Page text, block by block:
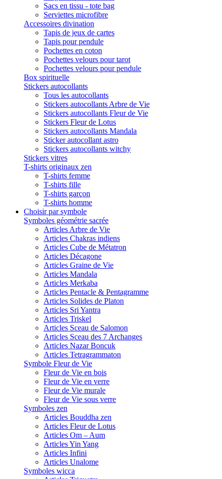
Sacs en tissu - tote bag
Serviettes microfibre
Accessoires divination
Tapis de jeux de cartes
Tapis pour pendule
Pochettes en coton
Pochettes velours pour tarot
Pochettes velours pour pendule
Box spirituelle
Stickers autocollants
Tous les autocollants
Stickers autocollants Arbre de Vie
Stickers autocollants Fleur de Vie
Stickers Fleur de Lotus
Stickers autocollants Mandala
Sticker autocollant astro
Stickers autocollants witchy
Stickers vitres
T-shirts originaux zen
T-shirts femme
T-shirts fille
T-shirts garçon
T-shirts homme
Choisir par symbole
Symboles géométrie sacrée
Articles Arbre de Vie
Articles Chakras indiens
Articles Cube de Métatron
Articles Décagone
Articles Graine de Vie
Articles Mandala
Articles Merkaba
Articles Pentacle & Pentagramme
Articles Solides de Platon
Articles Sri Yantra
Articles Triskel
Articles Sceau de Salomon
Articles Sceau des 7 Archanges
Articles Nazar Boncuk
Articles Tetragrammaton
Symbole Fleur de Vie
Fleur de Vie en bois
Fleur de Vie en verre
Fleur de Vie murale
Fleur de Vie sous verre
Symboles zen
Articles Bouddha zen
Articles Fleur de Lotus
Articles Om – Aum
Articles Yin Yang
Articles Infini
Articles Unalome
Symboles wicca